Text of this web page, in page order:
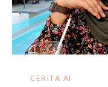
CERITA AI